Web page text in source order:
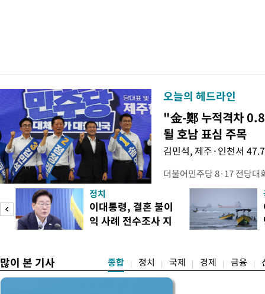
오늘의 헤드라인
"金-鄭 누적격차
될 호남 표심 주목
김민석, 제주·인천서
더불어민주당 8·17 전당대
보가 8일 제주·인천 지역
다. 앞서 정청래 후보 우세
·울산·경남 경선에서 1승
제주·인천 경선에서 이기
정치
이대통령, 결혼 불이
익 사례 전수조사 지
많이 본 기사 종합 정치 국제 경제 금융